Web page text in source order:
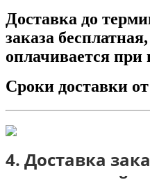
Доставка до
заказа
оплачивается при
Сроки доставки
4. Доставка